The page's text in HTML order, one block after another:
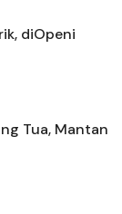
diOpeni
Tua, Mantan